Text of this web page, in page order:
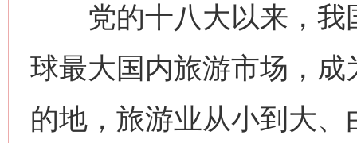
党的十八大以来，我
球最大国内旅游市场，
的地，旅游业从小到大